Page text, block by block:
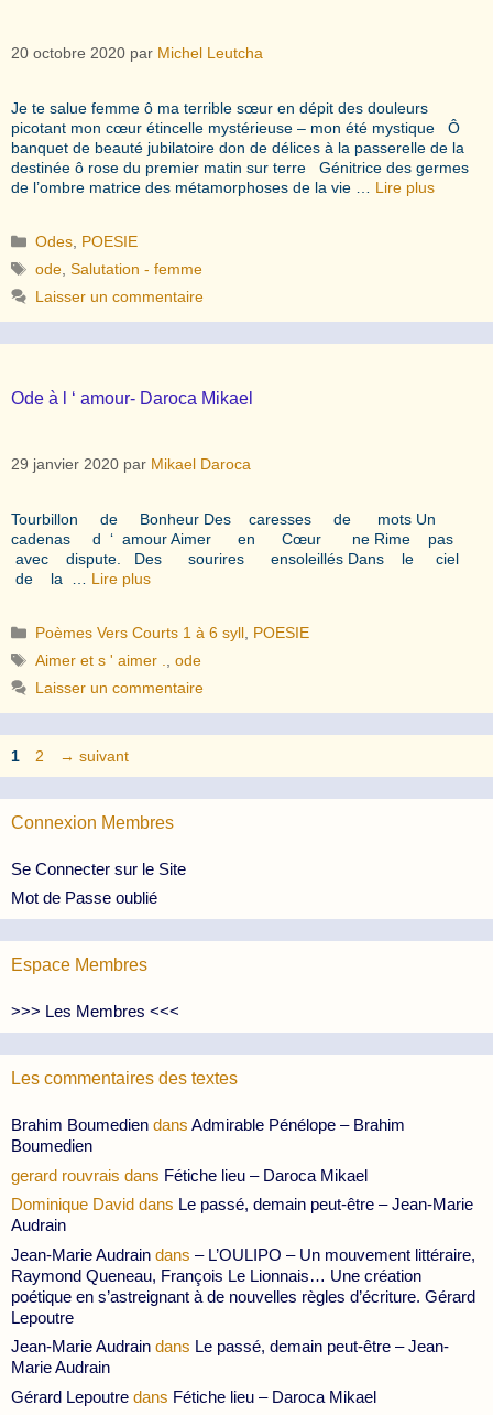
20 octobre 2020 par Michel Leutcha
Je te salue femme ô ma terrible sœur en dépit des douleurs
picotant mon cœur étincelle mystérieuse – mon été mystique Ô
banquet de beauté jubilatoire don de délices à la passerelle de la
destinée ô rose du premier matin sur terre Génitrice des germes
de l’ombre matrice des métamorphoses de la vie … Lire plus
Catégories
Odes POESIE
Étiquettes
ode ,Salutation - femme
Laisser un commentaire
Ode à l ‘ amour- Daroca Mikael
29 janvier 2020 par Mikael Daroca
Tourbillon de Bonheur Des caresses de mots Un
cadenas d ‘ amour Aimer en Cœur ne Rime pas
avec dispute. Des sourires ensoleillés Dans le ciel
de la … Lire plus
Catégories
Poèmes Vers Courts 1 à 6 syll POESIE
Étiquettes
Aimer et s ' aimer . ,ode
Laisser un commentaire
Page
1 Page
2 → suivant
Connexion Membres
Se Connecter sur le Site
Mot de Passe oublié
Espace Membres
>>> Les Membres <<<
Les commentaires des textes
Brahim Boumedien dans Admirable Pénélope – Brahim
Boumedien
gerard rouvrais dans Fétiche lieu – Daroca Mikael
Dominique David dans Le passé, demain peut-être – Jean-Marie
Audrain
Jean-Marie Audrain dans – L’OULIPO – Un mouvement littéraire,
Raymond Queneau, François Le Lionnais… Une création
poétique en s’astreignant à de nouvelles règles d’écriture. Gérard
Lepoutre
Jean-Marie Audrain dans Le passé, demain peut-être – Jean-
Marie Audrain
Gérard Lepoutre dans Fétiche lieu – Daroca Mikael